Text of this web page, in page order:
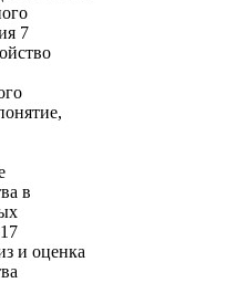
7
в
и оценка